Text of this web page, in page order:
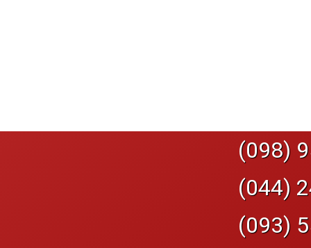
(098)
(044)
(093)